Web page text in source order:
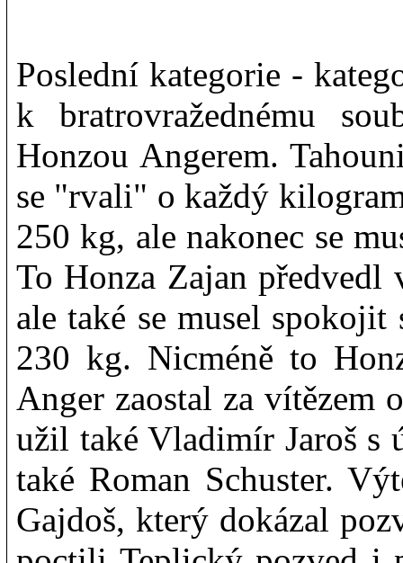
Poslední kategorie -
k bratrovražednému
Honzou Angerem.
se "rvali" o každý
250 kg, ale nakonec se
To Honza Zajan
ale také se musel
230 kg. Nicméně to
Anger zaostal za vítězem
užil také Vladimír Jaroš s
také Roman Schuster.
Gajdoš, který dokázal